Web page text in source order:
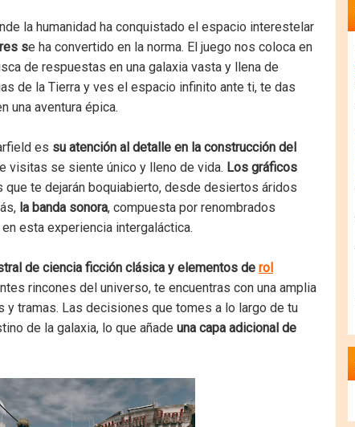
la humanidad ha conquistado el espacio interestelar
se ha convertido en la norma. El juego nos coloca en
de respuestas en una galaxia vasta y llena de
de la Tierra y ves el espacio infinito ante ti, te das
una aventura épica.
es su atención al detalle en la construcción del
visitas se siente único y lleno de vida. Los gráficos
te dejarán boquiabierto, desde desiertos áridos
la banda sonora, compuesta por renombrados
esta experiencia intergaláctica.
de ciencia ficción clásica y elementos de rol
rincones del universo, te encuentras con una amplia
tramas. Las decisiones que tomes a lo largo de tu
de la galaxia, lo que añade una capa adicional de